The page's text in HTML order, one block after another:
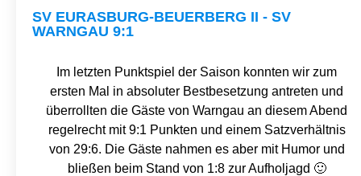
SV EURASBURG-BEUERBERG II - SV
WARNGAU 9:1
Im letzten Punktspiel der Saison konnten wir zum
ersten Mal in absoluter Bestbesetzung antreten und
überrollten die Gäste von Warngau an diesem Abend
regelrecht mit 9:1 Punkten und einem Satzverhältnis
von 29:6. Die Gäste nahmen es aber mit Humor und
bließen beim Stand von 1:8 zur Aufholjagd 🙂